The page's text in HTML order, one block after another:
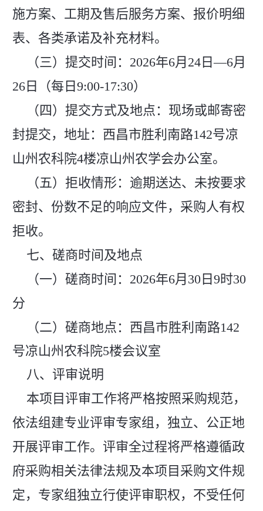
施方案、工期及售后服务方案、报价明细
表、各类承诺及补充材料。
（三）提交时间：2026年6月24日—6月
26日（每日9:00-17:30）
（四）提交方式及地点：现场或邮寄密
封提交，地址：西昌市胜利南路142号凉
山州农科院4楼凉山州农学会办公室。
（五）拒收情形：逾期送达、未按要求
密封、份数不足的响应文件，采购人有权
拒收。
七、磋商时间及地点
（一）磋商时间：2026年6月30日9时30
分
（二）磋商地点：西昌市胜利南路142
号凉山州农科院5楼会议室
八、评审说明
本项目评审工作将严格按照采购规范，
依法组建专业评审专家组，独立、公正地
开展评审工作。评审全过程将严格遵循政
府采购相关法律法规及本项目采购文件规
定，专家组独立行使评审职权，不受任何